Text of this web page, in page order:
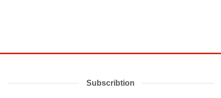
Subscribtion